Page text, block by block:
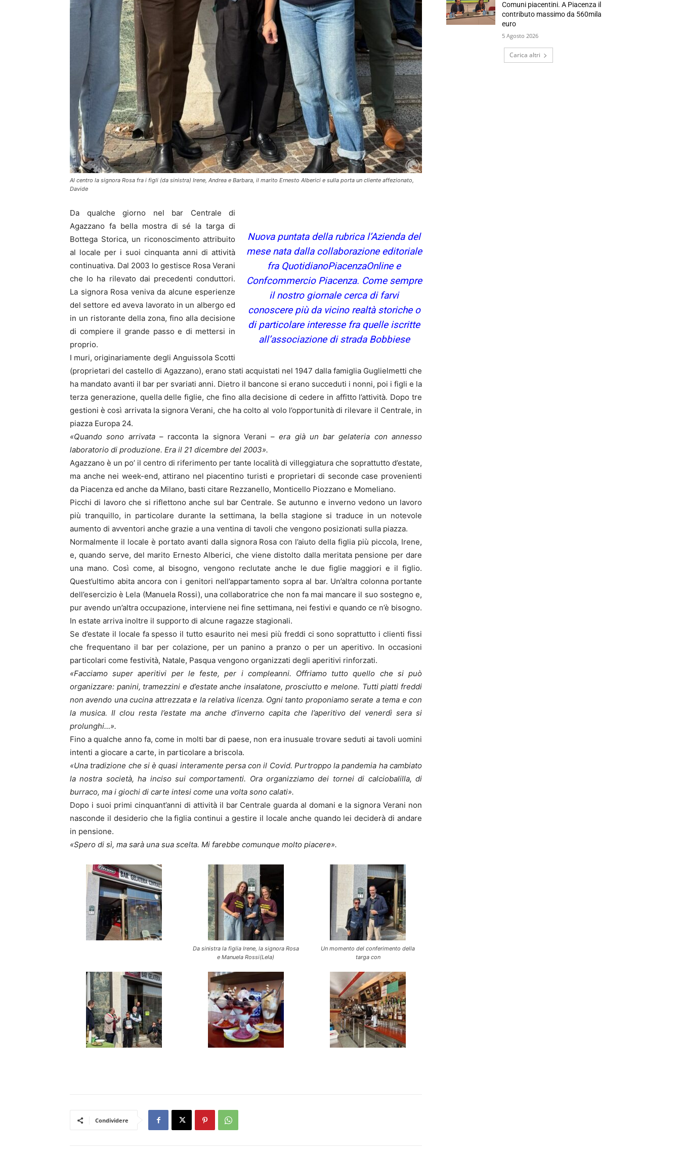
Al centro la signora Rosa fra i figli (da sinistra) Irene, Andrea e Barbara, il marito Ernesto Alberici e sulla porta un cliente affezionato,
Davide
Nuova puntata della rubrica l’Azienda del
mese nata dalla collaborazione editoriale
fra QuotidianoPiacenzaOnline e
Confcommercio Piacenza. Come sempre
il nostro giornale cerca di farvi
conoscere più da vicino realtà storiche o
di particolare interesse fra quelle iscritte
all’associazione di strada Bobbiese
Da qualche giorno nel bar Centrale di
Agazzano fa bella mostra di sé la targa di
Bottega Storica, un riconoscimento attribuito
al locale per i suoi cinquanta anni di attività
continuativa. Dal 2003 lo gestisce Rosa Verani
che lo ha rilevato dai precedenti conduttori.
La signora Rosa veniva da alcune esperienze
del settore ed aveva lavorato in un albergo ed
in un ristorante della zona, fino alla decisione
di compiere il grande passo e di mettersi in
proprio.
I muri, originariamente degli Anguissola Scotti
(proprietari del castello di Agazzano), erano stati acquistati nel 1947 dalla famiglia Guglielmetti che
ha mandato avanti il bar per svariati anni. Dietro il bancone si erano succeduti i nonni, poi i figli e la
terza generazione, quella delle figlie, che fino alla decisione di cedere in affitto l’attività. Dopo tre
gestioni è così arrivata la signora Verani, che ha colto al volo l’opportunità di rilevare il Centrale, in
piazza Europa 24.
«Quando sono arrivata– racconta la signora Verani –era già un bar gelateria con annesso
laboratorio di produzione. Era il 21 dicembre del 2003».
Agazzano è un po’ il centro di riferimento per tante località di villeggiatura che soprattutto d’estate,
ma anche nei week-end, attirano nel piacentino turisti e proprietari di seconde case provenienti
da Piacenza ed anche da Milano, basti citare Rezzanello, Monticello Piozzano e Momeliano.
Picchi di lavoro che si riflettono anche sul bar Centrale. Se autunno e inverno vedono un lavoro
più tranquillo, in particolare durante la settimana, la bella stagione si traduce in un notevole
aumento di avventori anche grazie a una ventina di tavoli che vengono posizionati sulla piazza.
Normalmente il locale è portato avanti dalla signora Rosa con l’aiuto della figlia più piccola, Irene,
e, quando serve, del marito Ernesto Alberici, che viene distolto dalla meritata pensione per dare
una mano. Così come, al bisogno, vengono reclutate anche le due figlie maggiori e il figlio.
Quest’ultimo abita ancora con i genitori nell’appartamento sopra al bar. Un’altra colonna portante
dell’esercizio è Lela (Manuela Rossi), una collaboratrice che non fa mai mancare il suo sostegno e,
pur avendo un’altra occupazione, interviene nei fine settimana, nei festivi e quando ce n’è bisogno.
In estate arriva inoltre il supporto di alcune ragazze stagionali.
Se d’estate il locale fa spesso il tutto esaurito nei mesi più freddi ci sono soprattutto i clienti fissi
che frequentano il bar per colazione, per un panino a pranzo o per un aperitivo. In occasioni
particolari come festività, Natale, Pasqua vengono organizzati degli aperitivi rinforzati.
«Facciamo super aperitivi per le feste, per i compleanni. Offriamo tutto quello che si può
organizzare: panini, tramezzini e d’estate anche insalatone, prosciutto e melone. Tutti piatti freddi
non avendo una cucina attrezzata e la relativa licenza. Ogni tanto proponiamo serate a tema e con
la musica. Il clou resta l’estate ma anche d’inverno capita che l’aperitivo del venerdì sera si
prolunghi…».
Fino a qualche anno fa, come in molti bar di paese, non era inusuale trovare seduti ai tavoli uomini
intenti a giocare a carte, in particolare a briscola.
«Una tradizione che si è quasi interamente persa con il Covid. Purtroppo la pandemia ha cambiato
la nostra società, ha inciso sui comportamenti. Ora organizziamo dei tornei di calciobalilla, di
burraco, ma i giochi di carte intesi come una volta sono calati».
Dopo i suoi primi cinquant’anni di attività il bar Centrale guarda al domani e la signora Verani non
nasconde il desiderio che la figlia continui a gestire il locale anche quando lei deciderà di andare
in pensione.
«Spero di sì, ma sarà una sua scelta. Mi farebbe comunque molto piacere».
Da sinistra la figlia Irene, la signora Rosa
e Manuela Rossi(Lela)
Un momento del conferimento della
targa con
Condividere
Comuni piacentini. A Piacenza il
contributo massimo da 560mila
euro
5 Agosto 2026
Carica altri